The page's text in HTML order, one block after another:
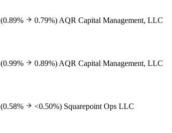
(0.89% 0.79%) AQR Capital Management, LLC
(0.99% 0.89%) AQR Capital Management, LLC
(0.58% <0.50%) Squarepoint Ops LLC